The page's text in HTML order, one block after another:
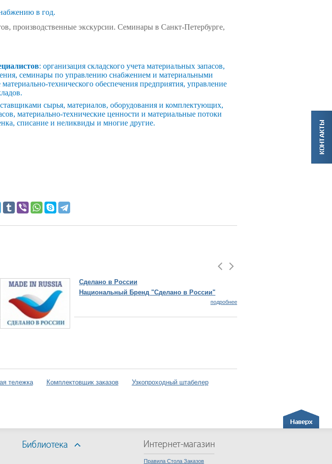
в год.
производственные экскурсии. Семинары в Санкт-Петербурге,
: организация складского учета материальных запасов,
семинары по управлению снабжением и материальными
технического обеспечения предприятия, управление
сырья, материалов, оборудования и комплектующих,
материально-технические ценности и материальные потоки
списание и неликвиды и многие другие.
Сделано в России
Национальный Бренд "Сделано в России"
тележка Комплектовщик заказов Узкопроходный штабелер
Правила Стола Заказов